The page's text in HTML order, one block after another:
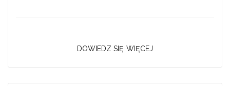
DOWIEDZ SIĘ WIĘCEJ